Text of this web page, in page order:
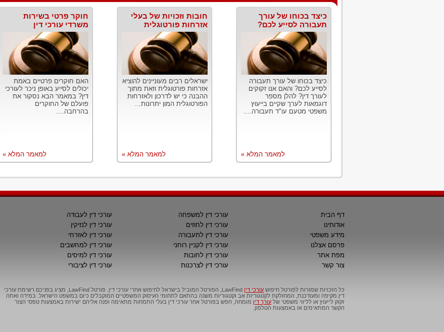
כיצד בכוחו של עורך
תעבורה לסייע לכם?
כיצד בכוחו של עורך תעבורה
לסייע לכם? והאם אנו זקוקים
לעורך דין? להלן מספר
דוגמאות לערך שקיים בייעוץ
משפטי מטעם עו"ד תעבורה....
למאמר המלא »
חובות וזכויות של בעלי
אזרחות פורטוגלית
ישראלים רבים מעוניינים להוציא
אזרחות פורטוגלית וזאת מתוך
ההבנה כי יש לדרכון ולאזרחות
הפורטוגלית המון יתרונות...
למאמר המלא »
חוקר פרטי בשירות
משרדי עורכי דין
האם חוקרים פרטיים באמת
יכולים לסייע באופן ניכר לעורכי
דין? במאמר הבא נסקור את
פועלם של החוקרים
בהרחבה....
למאמר המלא »
דף הבית
אודותינו
מידע משפטי
פרסם אצלנו
מפת אתר
צור קשר
עורכי דין למשפחה
עורכי דין לחוזים
עורכי דין לתעבורה
עורכי דין לקניין רוחני
עורכי דין לחובות
עורכי דין לצרכנות
עורכי דין לעבודה
עורכי דין לנזיקין
עורכי דין לאזרחי
עורכי דין למחשבים
עורכי דין למיסים
עורכי דין לציבורי
כל הזכויות שמורות לפורטל חיפוש עורכי דין
LawFind, הפורטל המוביל בישראל לחיפוש אחרי עורכי דין. פורטל LawFind, מציג בפניכם רשימת עורכי
דין מקיפה ומעודכנת, המחולקת לקטגוריות אב וקטגוריות משנה בהתאם לתחומי העיסוק המשפטיים המוקבלים כיום במשפט הישראל. במידה ואתה
זקוק לייעוץ או לליווי משפטי של עורך דין מומחה, חפש בפורטל אחר עורכי דין בעלי התמחות מתאימה ופנה אליהם ישירות באמצעות טפסי הצור
הקשר המתאימים או באמצעות הטלפון.